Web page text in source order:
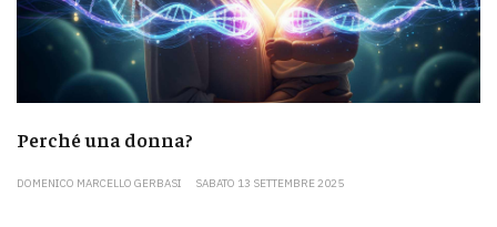
Perché una donna?
DOMENICO MARCELLO GERBASI SABATO 13 SETTEMBRE 2025